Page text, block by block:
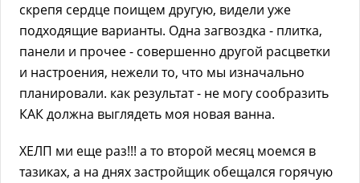
скрепя сердце поищем другую, видели уже
подходящие варианты. Одна загвоздка - плитка,
панели и прочее - совершенно другой расцветки
и настроения, нежели то, что мы изначально
планировали. как результат - не могу сообразить
КАК должна выглядеть моя новая ванна.
ХЕЛП ми еще раз!!! а то второй месяц моемся в
тазиках, а на днях застройщик обещался горячую